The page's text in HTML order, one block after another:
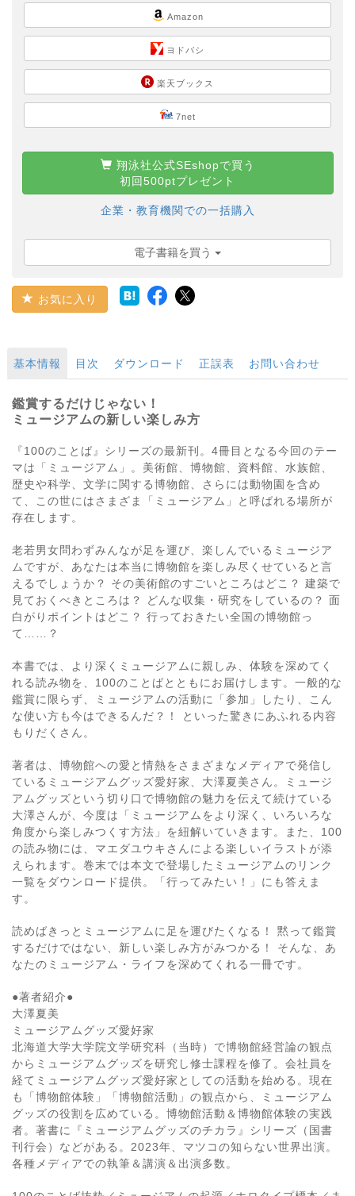
Amazon
ヨドバシ
楽天ブックス
7net
翔泳社公式SEshopで買う
初回500ptプレゼント
企業・教育機関での一括購入
電子書籍を買う
お気に入り
基本情報 目次 ダウンロード 正誤表 お問い合わせ
鑑賞するだけじゃない！
ミュージアムの新しい楽しみ方
『100のことば』シリーズの最新刊。4冊目となる今回のテー
マは「ミュージアム」。美術館、博物館、資料館、水族館、
歴史や科学、文学に関する博物館、さらには動物園を含め
て、この世にはさまざま「ミュージアム」と呼ばれる場所が
存在します。
老若男女問わずみんなが足を運び、楽しんでいるミュージア
ムですが、あなたは本当に博物館を楽しみ尽くせていると言
えるでしょうか？ その美術館のすごいところはどこ？ 建築で
見ておくべきところは？ どんな収集・研究をしているの？ 面
白がりポイントはどこ？ 行っておきたい全国の博物館っ
て……？
本書では、より深くミュージアムに親しみ、体験を深めてく
れる読み物を、100のことばとともにお届けします。一般的な
鑑賞に限らず、ミュージアムの活動に「参加」したり、こん
な使い方も今はできるんだ？！ といった驚きにあふれる内容
もりだくさん。
著者は、博物館への愛と情熱をさまざまなメディアで発信し
ているミュージアムグッズ愛好家、大澤夏美さん。ミュージ
アムグッズという切り口で博物館の魅力を伝えて続けている
大澤さんが、今度は「ミュージアムをより深く、いろいろな
角度から楽しみつくす方法」を紐解いていきます。また、100
の読み物には、マエダユウキさんによる楽しいイラストが添
えられます。巻末では本文で登場したミュージアムのリンク
一覧をダウンロード提供。「行ってみたい！」にも答えま
す。
読めばきっとミュージアムに足を運びたくなる！ 黙って鑑賞
するだけではない、新しい楽しみ方がみつかる！ そんな、あ
なたのミュージアム・ライフを深めてくれる一冊です。
●著者紹介●
大澤夏美
ミュージアムグッズ愛好家
北海道大学大学院文学研究科（当時）で博物館経営論の観点
からミュージアムグッズを研究し修士課程を修了。会社員を
経てミュージアムグッズ愛好家としての活動を始める。現在
も「博物館体験」「博物館活動」の観点から、ミュージアム
グッズの役割を広めている。博物館活動＆博物館体験の実践
者。著書に『ミュージアムグッズのチカラ』シリーズ（国書
刊行会）などがある。2023年、マツコの知らない世界出演。
各種メディアでの執筆＆講演＆出演多数。